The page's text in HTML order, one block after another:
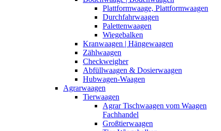
Plattformwaage, Plattformwaagen
Durchfahrwaagen
Palettenwaagen
Wiegebalken
Kranwaagen | Hängewaagen
Zählwaagen
Checkweigher
Abfüllwaagen & Dosierwaagen
Hubwagen-Waagen
Agrarwaagen
Tierwaagen
Agrar Tischwaagen vom Waagen
Fachhandel
Großtierwaagen